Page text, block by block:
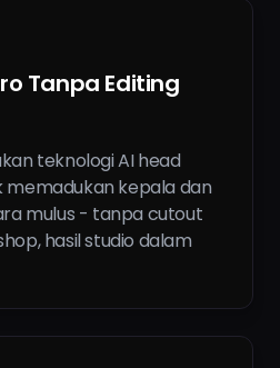
Tanpa Editing
teknologi AI head
memadukan kepala dan
mulus - tanpa cutout
hasil studio dalam